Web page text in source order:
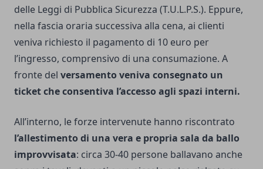
delle Leggi di Pubblica Sicurezza (T.U.L.P.S.). Eppure,
nella fascia oraria successiva alla cena, ai clienti
veniva richiesto il pagamento di 10 euro per
l’ingresso, comprensivo di una consumazione. A
fronte del versamento veniva consegnato un
ticket che consentiva l’accesso agli spazi interni.
All’interno, le forze intervenute hanno riscontrato
l’allestimento di una vera e propria sala da ballo
improvvisata: circa 30-40 persone ballavano anche